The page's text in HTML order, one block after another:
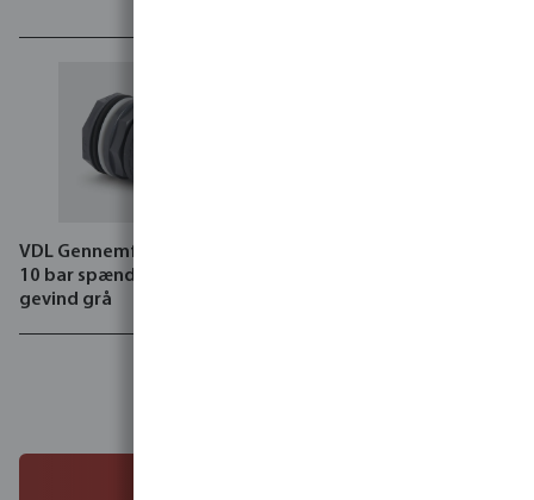
VDL Gennemføring PVC-U
10 bar spænd x udvendig
gevind grå